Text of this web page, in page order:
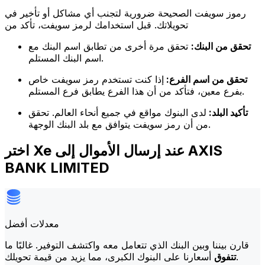
رموز سويفت الصحيحة ضرورية لتجنب أي مشاكل أو تأخير في
تحويلاتك. قبل استخدامك لرمز سويفت، تأكد من
تحقق من البنك: تحقق مرة أخرى من تطابق اسم البنك مع
اسم البنك المستلم.
تحقق من اسم الفرع: إذا كنت تستخدم رمز سويفت خاص
بفرع معين، فتأكد من أن هذا الفرع يطابق فرع المستلم.
تأكيد البلد: لدى البنوك مواقع في جميع أنحاء العالم. تحقق
من أن رمز سويفت يتوافق مع بلد البنك الوجهة.
اختر Xe عند إرسال الأموال إلى AXIS
BANK LIMITED
معدلات أفضل
قارن بيننا وبين البنك الذي تتعامل معه واكتشف التوفير. غالبًا ما
تتفوقأسعارنا على البنوك الكبرى، مما يزيد من قيمة تحويلك.